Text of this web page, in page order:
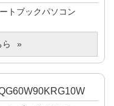
トブックパソコン